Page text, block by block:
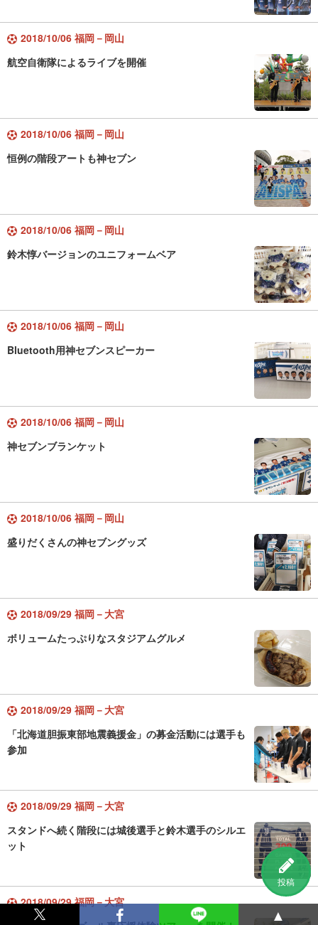
投稿
2018/10/06 福岡－岡山
航空自衛隊によるライブを開催
2018/10/06 福岡－岡山
恒例の階段アートも神セブン
2018/10/06 福岡－岡山
鈴木惇バージョンのユニフォームベア
2018/10/06 福岡－岡山
Bluetooth用神セブンスピーカー
2018/10/06 福岡－岡山
神セブンブランケット
2018/10/06 福岡－岡山
盛りだくさんの神セブングッズ
2018/09/29 福岡－大宮
ボリュームたっぷりなスタジアムグルメ
2018/09/29 福岡－大宮
「北海道胆振東部地震義援金」の募金活動には選手も
参加
2018/09/29 福岡－大宮
スタンドへ続く階段には城後選手と鈴木選手のシルエ
ット
2018/09/29 福岡－大宮
▲